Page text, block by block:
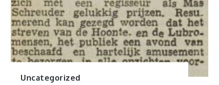
Uncategorized